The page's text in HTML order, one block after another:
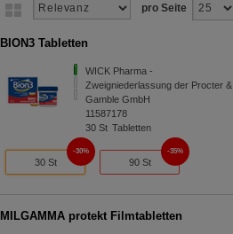
pro Seite
BION3 Tabletten
WICK Pharma -
Zweigniederlassung der Procter &
Gamble GmbH
11587178
30St Tabletten
30 St
30%
90 St
35%
MILGAMMA protekt Filmtabletten